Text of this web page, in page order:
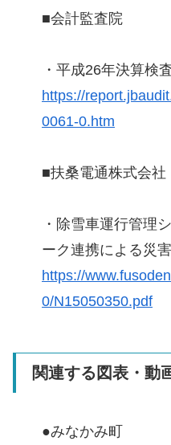
■会計監査院
・平成26年決算検
https://
0061-0.htm
■扶桑電通株式会社
・除雪車運行管理
ーク連携による災
https://
0/N15050350.pdf
関連する図表・動
●みなかみ町